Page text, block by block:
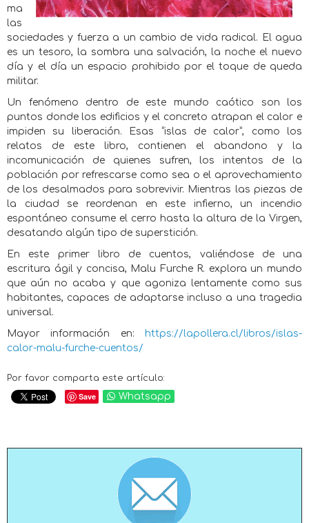
ma
las
sociedades y fuerza a un cambio de vida radical. El agua
es un tesoro, la sombra una salvación, la noche el nuevo
día y el día un espacio prohibido por el toque de queda
militar.
Un fenómeno dentro de este mundo caótico son los
puntos donde los edificios y el concreto atrapan el calor e
impiden su liberación. Esas “islas de calor”, como los
relatos de este libro, contienen el abandono y la
incomunicación de quienes sufren, los intentos de la
población por refrescarse como sea o el aprovechamiento
de los desalmados para sobrevivir. Mientras las piezas de
la ciudad se reordenan en este infierno, un incendio
espontáneo consume el cerro hasta la altura de la Virgen,
desatando algún tipo de superstición.
En este primer libro de cuentos, valiéndose de una
escritura ágil y concisa, Malu Furche R. explora un mundo
que aún no acaba y que agoniza lentamente como sus
habitantes, capaces de adaptarse incluso a una tragedia
universal.
Mayor información en: https://lapollera.cl/libros/islas-
calor-malu-furche-cuentos/
Por favor comparta este artículo:
Save Whatsapp